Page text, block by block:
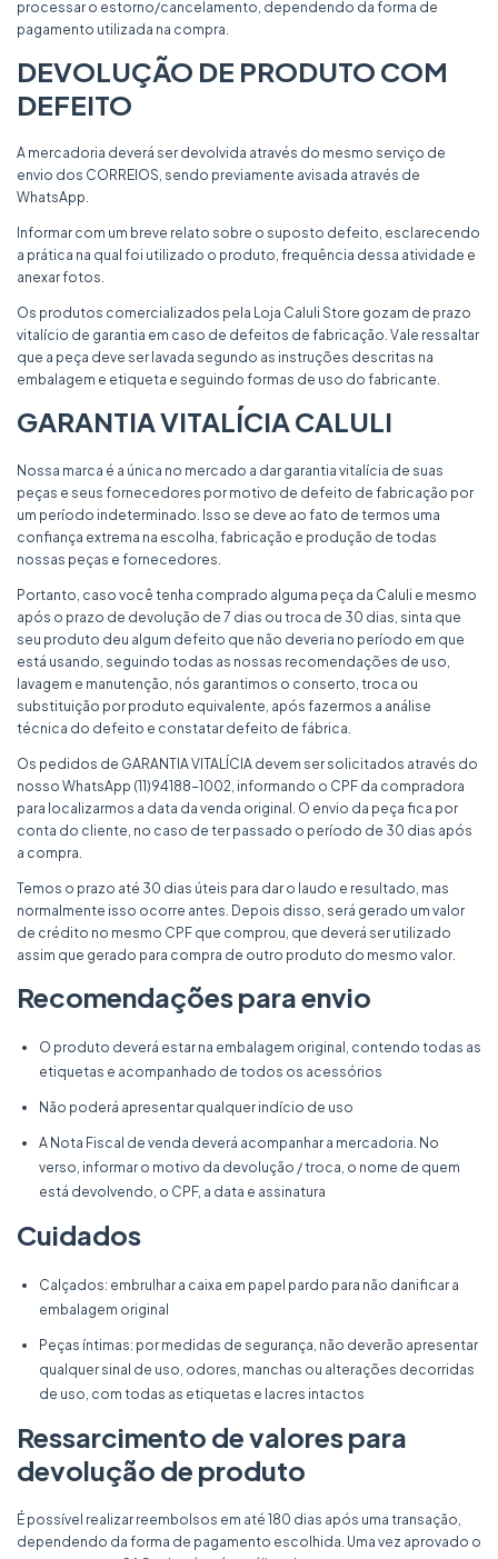
processar o estorno/cancelamento, dependendo da forma de
pagamento utilizada na compra.
DEVOLUÇÃO DE PRODUTO COM
DEFEITO
A mercadoria deverá ser devolvida através do mesmo serviço de
envio dos CORREIOS, sendo previamente avisada através de
WhatsApp.
Informar com um breve relato sobre o suposto defeito, esclarecendo
a prática na qual foi utilizado o produto, frequência dessa atividade e
anexar fotos.
Os produtos comercializados pela Loja Caluli Store gozam de prazo
vitalício de garantia em caso de defeitos de fabricação. Vale ressaltar
que a peça deve ser lavada segundo as instruções descritas na
embalagem e etiqueta e seguindo formas de uso do fabricante.
GARANTIA VITALÍCIA CALULI
Nossa marca é a única no mercado a dar garantia vitalícia de suas
peças e seus fornecedores por motivo de defeito de fabricação por
um período indeterminado. Isso se deve ao fato de termos uma
confiança extrema na escolha, fabricação e produção de todas
nossas peças e fornecedores.
Portanto, caso você tenha comprado alguma peça da Caluli e mesmo
após o prazo de devolução de 7 dias ou troca de 30 dias, sinta que
seu produto deu algum defeito que não deveria no período em que
está usando, seguindo todas as nossas recomendações de uso,
lavagem e manutenção, nós garantimos o conserto, troca ou
substituição por produto equivalente, após fazermos a análise
técnica do defeito e constatar defeito de fábrica.
Os pedidos de GARANTIA VITALÍCIA devem ser solicitados através do
nosso WhatsApp (11)94188-1002, informando o CPF da compradora
para localizarmos a data da venda original. O envio da peça fica por
conta do cliente, no caso de ter passado o período de 30 dias após
a compra.
Temos o prazo até 30 dias úteis para dar o laudo e resultado, mas
normalmente isso ocorre antes. Depois disso, será gerado um valor
de crédito no mesmo CPF que comprou, que deverá ser utilizado
assim que gerado para compra de outro produto do mesmo valor.
Recomendações para envio
O produto deverá estar na embalagem original, contendo todas as
etiquetas e acompanhado de todos os acessórios
Não poderá apresentar qualquer indício de uso
A Nota Fiscal de venda deverá acompanhar a mercadoria. No
verso, informar o motivo da devolução / troca, o nome de quem
está devolvendo, o CPF, a data e assinatura
Cuidados
Calçados: embrulhar a caixa em papel pardo para não danificar a
embalagem original
Peças íntimas: por medidas de segurança, não deverão apresentar
qualquer sinal de uso, odores, manchas ou alterações decorridas
de uso, com todas as etiquetas e lacres intactos
Ressarcimento de valores para
devolução de produto
É possível realizar reembolsos em até 180 dias após uma transação,
dependendo da forma de pagamento escolhida. Uma vez aprovado o